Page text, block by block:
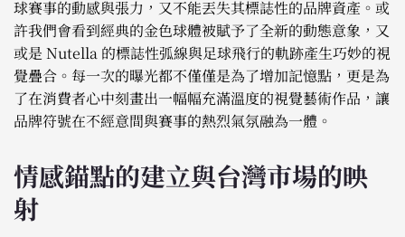
球賽事的動感與張力，又不能丟失其標誌性的品牌資產。或
許我們會看到經典的金色球體被賦予了全新的動態意象，又
或是 Nutella 的標誌性弧線與足球飛行的軌跡產生巧妙的視
覺疊合。每一次的曝光都不僅僅是為了增加記憶點，更是為
了在消費者心中刻畫出一幅幅充滿溫度的視覺藝術作品，讓
品牌符號在不經意間與賽事的熱烈氣氛融為一體。
情感錨點的建立與台灣市場的映
射